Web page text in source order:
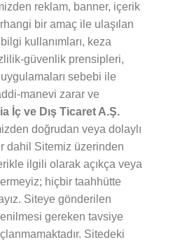
reklam, banner, içerik
bir amaç ile ulaşılan
kullanımları, keza
güvenlik prensipleri,
sebebi ile
manevi zarar ve
İç ve Dış Ticaret A.Ş.
doğrudan veya dolaylı
dahil Sitemiz üzerinden
ilgili olarak açıkça veya
hiçbir taahhütte
Siteye gönderilen
gereken tavsiye
Sitedeki